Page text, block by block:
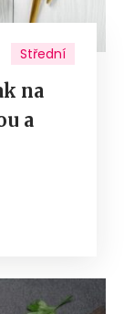
Střední
na
a